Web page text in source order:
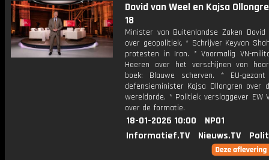
David van Weel en Kajsa
18
Minister van Buitenlandse Zaken David
over geopolitiek. * Schrijver Keyvan
protesten in Iran. * Voormalig VN-
Heeren over het verschijnen van
boek: Blauwe scherven. * EU-
defensieminister Kajsa Ollongren over
wereldorde. * Politiek verslaggever EW
over de formatie.
18-01-2026 10:00
NPO1
Informatief.TV
Nieuws.TV